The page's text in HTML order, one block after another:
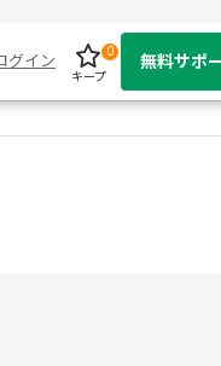
グイン
キープ
0
無料サポ